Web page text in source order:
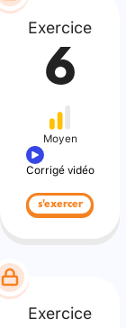
Exercice
6
Moyen
Corrigé vidéo
s'exercer
Exercice